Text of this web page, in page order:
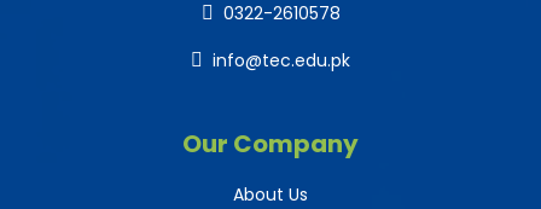
0322-2610578
info@tec.edu.pk
Our Company
About Us